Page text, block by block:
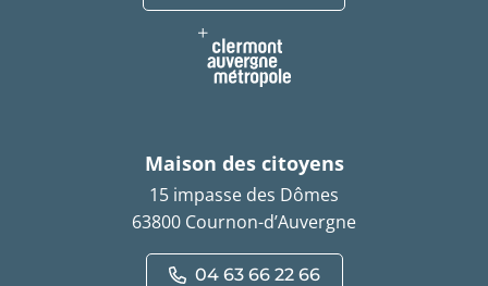
Maison des citoyens
15 impasse des Dômes
63800 Cournon-d’Auvergne
04 63 66 22 66